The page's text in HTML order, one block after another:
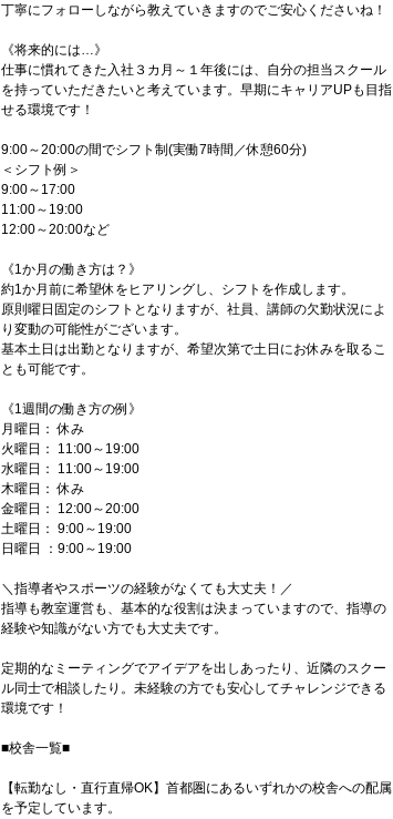
丁寧にフォローしながら教えていきますのでご安心くださいね！
《将来的には…》
仕事に慣れてきた入社３カ月～１年後には、自分の担当スクール
を持っていただきたいと考えています。早期にキャリアUPも目指
せる環境です！
9:00～20:00の間でシフト制(実働7時間／休憩60分)
＜シフト例＞
9:00～17:00
11:00～19:00
12:00～20:00など
《1か月の働き方は？》
約1か月前に希望休をヒアリングし、シフトを作成します。
原則曜日固定のシフトとなりますが、社員、講師の欠勤状況によ
り変動の可能性がございます。
基本土日は出勤となりますが、希望次第で土日にお休みを取るこ
とも可能です。
《1週間の働き方の例》
月曜日： 休み
火曜日： 11:00～19:00
水曜日： 11:00～19:00
木曜日： 休み
金曜日： 12:00～20:00
土曜日： 9:00～19:00
日曜日 ：9:00～19:00
＼指導者やスポーツの経験がなくても大丈夫！／
指導も教室運営も、基本的な役割は決まっていますので、指導の
経験や知識がない方でも大丈夫です。
定期的なミーティングでアイデアを出しあったり、近隣のスクー
ル同士で相談したり。未経験の方でも安心してチャレンジできる
環境です！
■校舎一覧■
【転勤なし・直行直帰OK】首都圏にあるいずれかの校舎への配属
を予定しています。